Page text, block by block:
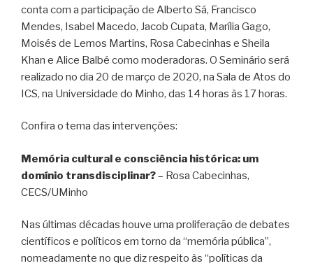
conta com a participação de Alberto Sá, Francisco
Mendes, Isabel Macedo, Jacob Cupata, Marília Gago,
Moisés de Lemos Martins, Rosa Cabecinhas e Sheila
Khan e Alice Balbé como moderadoras. O Seminário será
realizado no dia 20 de março de 2020, na Sala de Atos do
ICS, na Universidade do Minho, das 14 horas às 17 horas.
Confira o tema das intervenções:
Memória cultural e consciência histórica: um
domínio transdisciplinar?– Rosa Cabecinhas,
CECS/UMinho
Nas últimas décadas houve uma proliferação de debates
científicos e políticos em torno da “memória pública”,
nomeadamente no que diz respeito às “políticas da